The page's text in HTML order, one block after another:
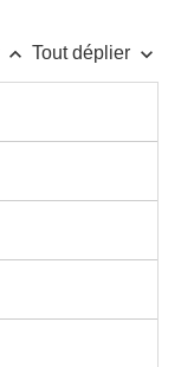
keyboard_arrow_up Tout déplier keyboard_arrow_down